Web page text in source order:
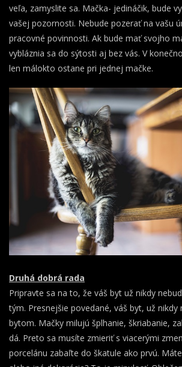
veľa, zamyslite sa. Mačka- jedináčik, bude
vašej pozornosti. Nebude pozerať na vašu
pracovné povinnosti. Ak bude mať svojho
vybláznia sa do sýtosti aj bez vás. V
len málokto ostane pri jednej mačke.
Druhá dobrá rada
Pripravte sa na to, že váš byt už nikdy
tým. Presnejšie povedané, váš byt, už nikdy
bytom. Mačky milujú šplhanie, škriabanie,
dá. Preto sa musíte zmieriť s viacerými
porcelánu zabaľte do škatule ako prvú.